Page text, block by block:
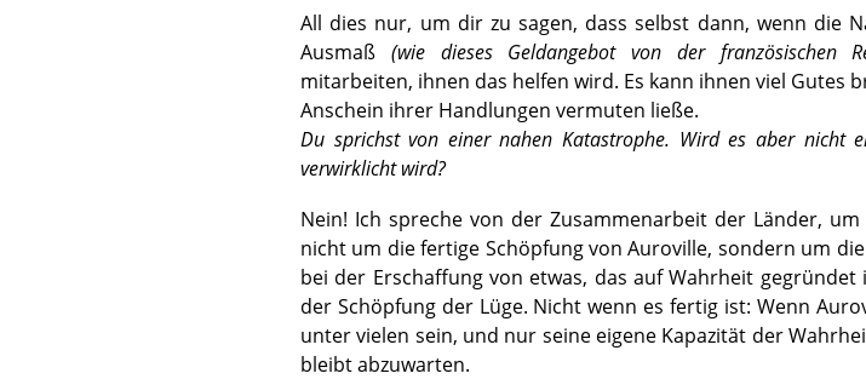
All dies nur, um dir zu sagen, dass selbst dann, wenn die
Ausmaß (wie dieses Geldangebot von der französischen
mitarbeiten, ihnen das helfen wird. Es kann ihnen viel Gutes
Anschein ihrer Handlungen vermuten ließe.
Du sprichst von einer nahen Katastrophe. Wird es aber nicht
verwirklicht wird?
Nein! Ich spreche von der Zusammenarbeit der Länder, um
nicht um die fertige Schöpfung von Auroville, sondern um
bei der Erschaffung von etwas, das auf Wahrheit
der Schöpfung der Lüge. Nicht wenn es fertig ist: Wenn
unter vielen sein, und nur seine eigene Kapazität der
bleibt abzuwarten.